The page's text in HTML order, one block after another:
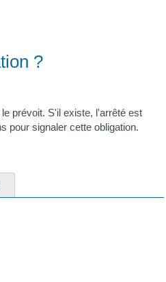
?
prévoit. S'il existe, l'arrêté est
pour signaler cette obligation.